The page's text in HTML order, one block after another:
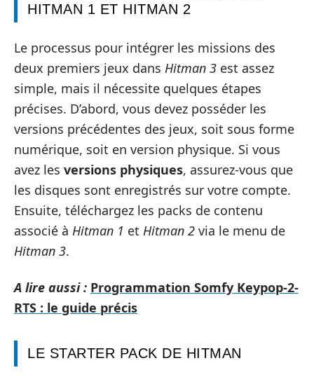
HITMAN 1 ET HITMAN 2
Le processus pour intégrer les missions des
deux premiers jeux dans Hitman 3 est assez
simple, mais il nécessite quelques étapes
précises. D’abord, vous devez posséder les
versions précédentes des jeux, soit sous forme
numérique, soit en version physique. Si vous
avez les versions physiques, assurez-vous que
les disques sont enregistrés sur votre compte.
Ensuite, téléchargez les packs de contenu
associé à Hitman 1 et Hitman 2 via le menu de
Hitman 3.
A lire aussi : Programmation Somfy Keypop-2-
RTS : le guide précis
LE STARTER PACK DE HITMAN